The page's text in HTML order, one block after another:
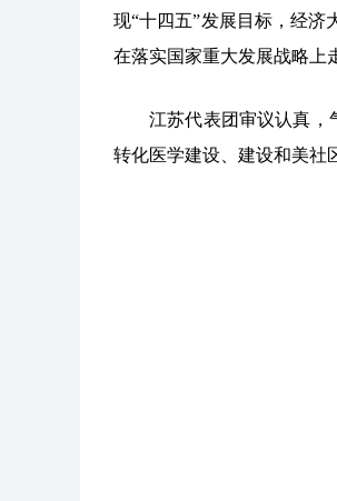
现“十四五”发展目标，经济
在落实国家重大发展战略上
江苏代表团审议认真，
转化医学建设、建设和美社